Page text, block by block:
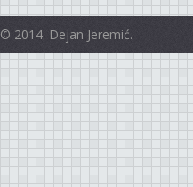
© 2014. Dejan Jeremić.